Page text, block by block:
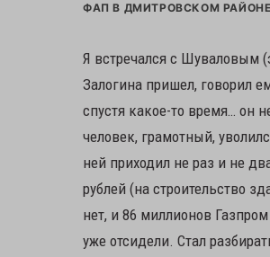
ФАП В ДМИТРОВСКОМ РАЙОНЕ
Я встречался с Шуваловым
Залогина пришел, говорил
спустя какое-то время… он
человек, грамотный,
ней приходил не раз и не
рублей (на строительство
нет, и 86 миллионов
уже отсидели. Стал